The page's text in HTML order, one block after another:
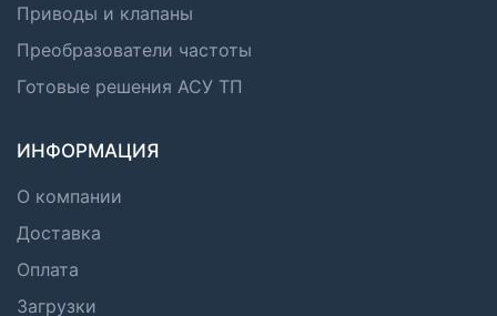
Приводы и клапаны
Преобразователи частоты
Готовые решения АСУ ТП
ИНФОРМАЦИЯ
О компании
Доставка
Оплата
Загрузки